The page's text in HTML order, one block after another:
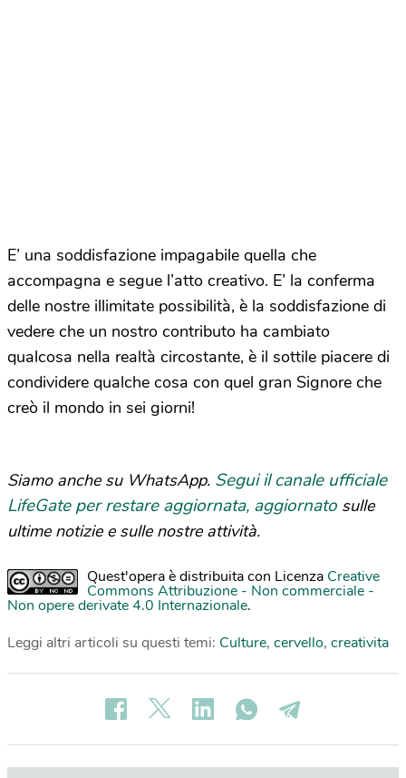
E’ una soddisfazione impagabile quella che
accompagna e segue l’atto creativo. E’ la conferma
delle nostre illimitate possibilità, è la soddisfazione di
vedere che un nostro contributo ha cambiato
qualcosa nella realtà circostante, è il sottile piacere di
condividere qualche cosa con quel gran Signore che
creò il mondo in sei giorni!
Siamo anche su WhatsApp. Segui il canale ufficiale
LifeGate per restare aggiornata, aggiornato sulle
ultime notizie e sulle nostre attività.
Quest'opera è distribuita con Licenza Creative
Commons Attribuzione - Non commerciale -
Non opere derivate 4.0 Internazionale.
Leggi altri articoli su questi temi: Culture, cervello, creativita